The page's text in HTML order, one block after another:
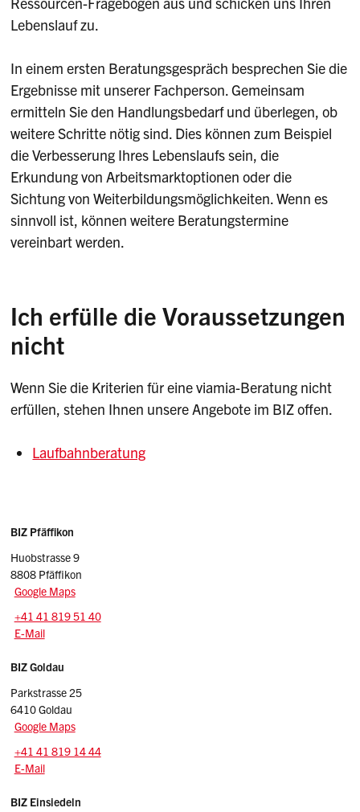
Lebenslauf zu.
In einem ersten Beratungsgespräch besprechen Sie die
Ergebnisse mit unserer Fachperson. Gemeinsam
ermitteln Sie den Handlungsbedarf und überlegen, ob
weitere Schritte nötig sind. Dies können zum Beispiel
die Verbesserung Ihres Lebenslaufs sein, die
Erkundung von Arbeitsmarktoptionen oder die
Sichtung von Weiterbildungsmöglichkeiten. Wenn es
sinnvoll ist, können weitere Beratungstermine
vereinbart werden.
Ich erfülle die Voraussetzungen
nicht
Wenn Sie die Kriterien für eine viamia-Beratung nicht
erfüllen, stehen Ihnen unsere Angebote im BIZ offen.
Laufbahnberatung
Sidebar
Adressen
BIZ Pfäffikon
Huobstrasse 9
8808 Pfäffikon
Google Maps
Tel.:
+41 41 819 51 40
E-Mail: pfaeffikon.biz
E-Mail
BIZ Goldau
Parkstrasse 25
6410 Goldau
Google Maps
Tel.:
+41 41 819 14 44
E-Mail: goldau.biz
E-Mail
BIZ Einsiedeln